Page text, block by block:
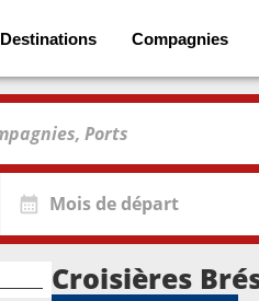
Destinations Compagnies
Mois de départ
Croisières